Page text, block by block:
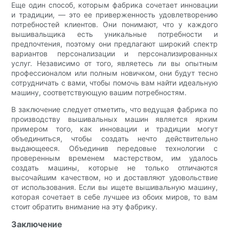
Еще один способ, которым фабрика сочетает инновации
и традиции, — это ее приверженность удовлетворению
потребностей клиентов. Они понимают, что у каждого
вышивальщика есть уникальные потребности и
предпочтения, поэтому они предлагают широкий спектр
вариантов персонализации и персонализированных
услуг. Независимо от того, являетесь ли вы опытным
профессионалом или полным новичком, они будут тесно
сотрудничать с вами, чтобы помочь вам найти идеальную
машину, соответствующую вашим потребностям.
В заключение следует отметить, что ведущая фабрика по
производству вышивальных машин является ярким
примером того, как инновации и традиции могут
объединиться, чтобы создать нечто действительно
выдающееся. Объединив передовые технологии с
проверенным временем мастерством, им удалось
создать машины, которые не только отличаются
высочайшим качеством, но и доставляют удовольствие
от использования. Если вы ищете вышивальную машину,
которая сочетает в себе лучшее из обоих миров, то вам
стоит обратить внимание на эту фабрику.
Заключение